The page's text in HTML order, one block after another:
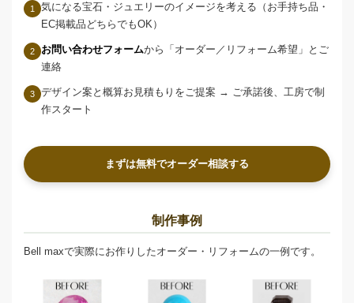
1
気になる宝石・ジュエリーのイメージを考える（お手持ち品・
EC掲載品どちらでもOK）
2 お問い合わせフォームから「オーダー／リフォーム希望」とご
連絡
3
デザイン案と概算お見積もりをご提案 → ご承諾後、工房で制
作スタート
まずは無料でオーダー相談する
制作事例
Bell maxで実際にお作りしたオーダー・リフォームの一例です。